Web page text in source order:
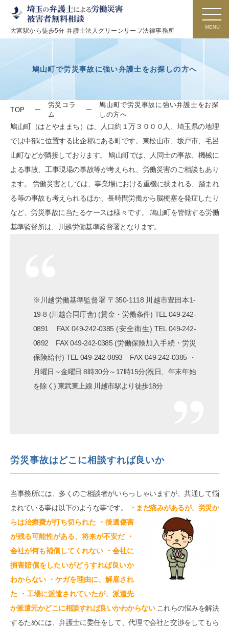
大宮駅から徒歩5分 弁護士法人グリーンリーフ法律事務所
鳩山町で労災事故に強い弁護士をお探しの方へ
TOP
労災コラ
ム
鳩山町で労災事故に強い弁護士をお探
しの方へ
鳩山町（はとやままち）は、人口約１万３０００人、埼玉県の地理
では中部に位置する比企郡にある町です。東松山市、坂戸市、毛呂
山町などが隣接しております。 鳩山町では、人同士の事故、機械に
よる事故、工事現場の事故等が考えられ、労働災害のご相談もあり
ます。 労働災害としては、事業場における重機に挟まれる、踏まれ
る等の事故も考えられるほか、長時間労働から脳梗塞を発症したり
など、労災事故に当たるケースは様々です。 鳩山町を管轄する労働
基準監督所は、川越労働基準監督署となります。
※川越労働基準監督署 〒350-1118 川越市豊田本1-
19-8 (川越合同庁舎) (賃金・労働条件) TEL 049-242-
0891 FAX 049-242-0385 (安全衛生) TEL 049-242-
0892 FAX 049-242-0385 (労働保険加入手続・労災
保険給付) TEL 049-242-0893 FAX 049-242-0385 ・
月曜日～金曜日 8時30分～17時15分(祝日、年末年始
を除く) 東武東上線 川越市駅より徒歩18分
労災事故はどこに相談すれば良いか
当事務所には、多くのご相談者がいらっしゃいますが、共通して悩
まれている事は以下のような事です。
・まだ痛みがあるが、労災か
らは治療費が打ち切られた ・後遺傷害
が残る可能性がある、将来が不安だ ・
会社が何も補償してくれない ・会社に
損害賠償をしたいがどうすれば良いか
わからない ・ケガを理由に、解雇され
た ・工場に派遣されていたが、派遣先
か派遣元かどこに相談すれば良いかわからないこれらの悩みを解決
するためには、弁護士に委任をして、代理で会社と交渉をしてもら